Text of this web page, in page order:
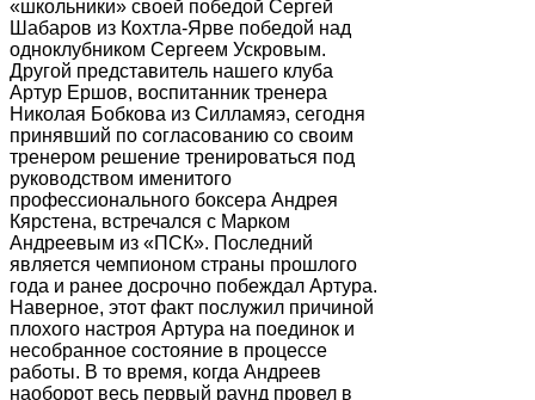
«школьники» своей победой Сергей
Шабаров из Кохтла-Ярве победой над
одноклубником Сергеем Ускровым.
Другой представитель нашего клуба
Артур Ершов, воспитанник тренера
Николая Бобкова из Силламяэ, сегодня
принявший по согласованию со своим
тренером решение тренироваться под
руководством именитого
профессионального боксера Андрея
Кярстена, встречался с Марком
Андреевым из «ПСК». Последний
является чемпионом страны прошлого
года и ранее досрочно побеждал Артура.
Наверное, этот факт послужил причиной
плохого настроя Артура на поединок и
несобранное состояние в процессе
работы. В то время, когда Андреев
наоборот весь первый раунд провел в